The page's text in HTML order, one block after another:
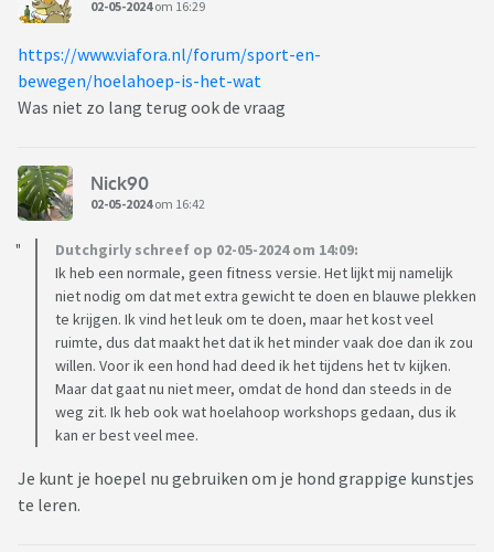
02-05-2024om 16:29
https://www.viafora.nl/forum/sport-en-
bewegen/hoelahoep-is-het-wat
Was niet zo lang terug ook de vraag
Nick90
02-05-2024om 16:42
Dutchgirly schreef op 02-05-2024 om 14:09:
Ik heb een normale, geen fitness versie. Het lijkt mij namelijk
niet nodig om dat met extra gewicht te doen en blauwe plekken
te krijgen. Ik vind het leuk om te doen, maar het kost veel
ruimte, dus dat maakt het dat ik het minder vaak doe dan ik zou
willen. Voor ik een hond had deed ik het tijdens het tv kijken.
Maar dat gaat nu niet meer, omdat de hond dan steeds in de
weg zit. Ik heb ook wat hoelahoop workshops gedaan, dus ik
kan er best veel mee.
Je kunt je hoepel nu gebruiken om je hond grappige kunstjes
te leren.